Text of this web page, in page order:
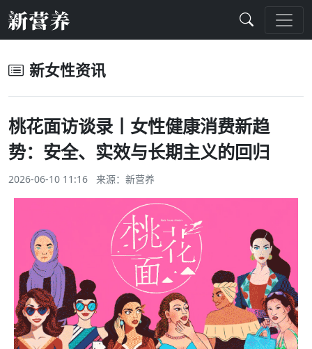
新女性资讯
桃花面访谈录丨女性健康消费新趋
势：安全、实效与长期主义的回归
2026-06-10 11:16 来源： 新营养